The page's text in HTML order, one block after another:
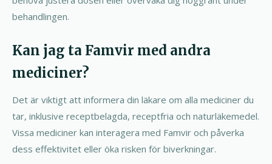
behandlingen.
Kan jag ta Famvir med andra
mediciner?
Det är viktigt att informera din läkare om alla mediciner du
tar, inklusive receptbelagda, receptfria och naturläkemedel.
Vissa mediciner kan interagera med Famvir och påverka
dess effektivitet eller öka risken för biverkningar.